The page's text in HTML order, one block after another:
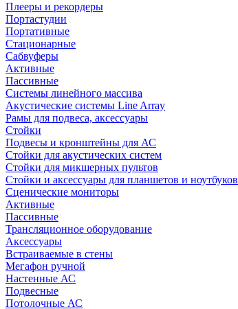
Плееры и рекордеры
Портастудии
Портативные
Стационарные
Сабвуферы
Активные
Пассивные
Системы линейного массива
Акустические системы Line Array
Рамы для подвеса, аксессуары
Стойки
Подвесы и кронштейны для АС
Стойки для акустических систем
Стойки для микшерных пультов
Стойки и аксессуары для планшетов и ноутбуков
Сценические мониторы
Активные
Пассивные
Трансляционное оборудование
Аксессуары
Встраиваемые в стены
Мегафон ручной
Настенные АС
Подвесные
Потолочные АС